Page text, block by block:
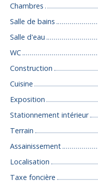
Chambres
Salle de bains
Salle d'eau
WC
Construction
Cuisine
Exposition
Stationnement intérieur
Terrain
Assainissement
Localisation
Taxe foncière